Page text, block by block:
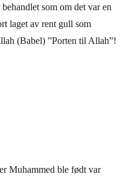
som om det var en
laget av rent gull som
(Babel) ”Porten til Allah”!
Muhammed ble født var